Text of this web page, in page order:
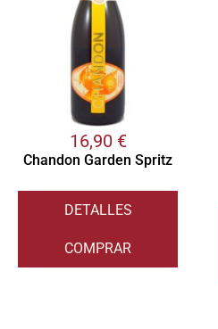
16,90 €
Chandon Garden Spritz
DETALLES
COMPRAR